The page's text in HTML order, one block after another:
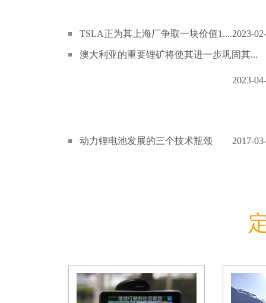
TSLA正为其上海厂争取一块价值1....2023-
澳大利亚的重要锂矿将使其进一步巩固其...
2023-
动力锂电池发展的三个技术瓶颈 2017-